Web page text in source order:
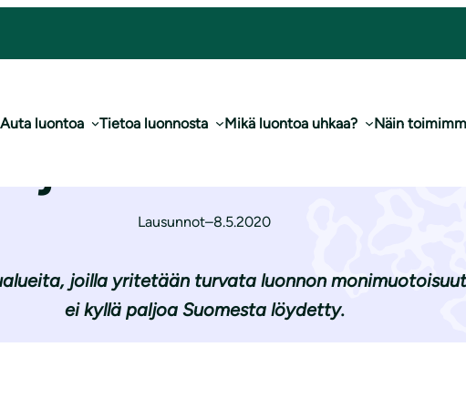
Auta luontoa Tietoa luonnosta Mikä luontoa uhkaa? Näin
OECM-alueisiin
Lausunnot–8.5.2020
joilla yritetään turvata luonnon
ei kyllä paljoa Suomesta löydetty.